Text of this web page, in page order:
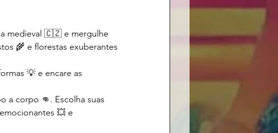
medieval 🇨🇿 e mergulhe
🌾 e florestas exuberantes
💡 e encare as
a corpo 👊. Escolha suas
💥 e